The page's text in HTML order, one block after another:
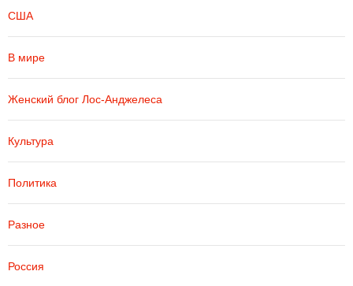
США
В мире
Женский блог Лос-Анджелеса
Культура
Политика
Разное
Россия